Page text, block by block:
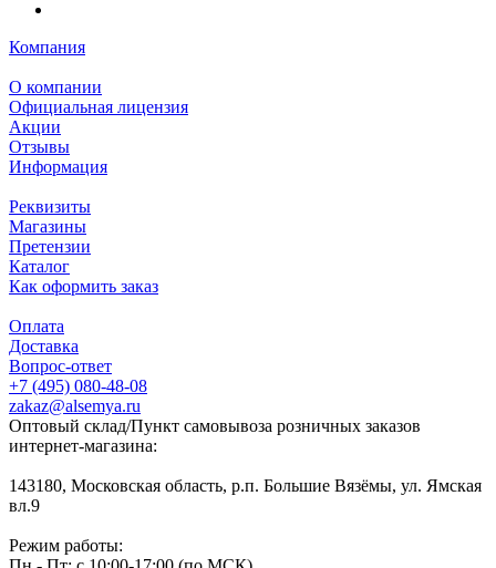
Компания
О компании
Официальная лицензия
Акции
Отзывы
Информация
Реквизиты
Магазины
Претензии
Каталог
Как оформить заказ
Оплата
Доставка
Вопрос-ответ
+7 (495) 080-48-08
zakaz@alsemya.ru
Оптовый склад/Пункт самовывоза розничных заказов
интернет-магазина:
143180, Московская область, р.п. Большие Вязёмы, ул. Ямская
вл.9
Режим работы: